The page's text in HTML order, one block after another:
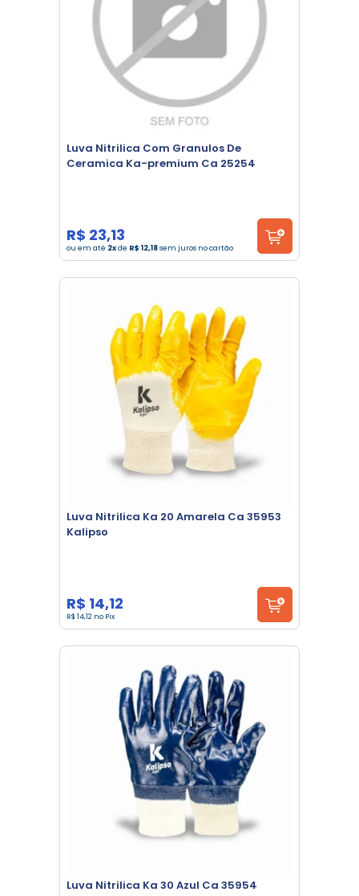
Luva Nitrilica Com Granulos De
Ceramica Ka-premium Ca 25254
R$ 23,13
ou em até 2xde R$ 12,18sem juros no cartão
Luva Nitrilica Ka 20 Amarela Ca 35953
Kalipso
R$ 14,12
R$ 14,12 no Pix
Luva Nitrilica Ka 30 Azul Ca 35954